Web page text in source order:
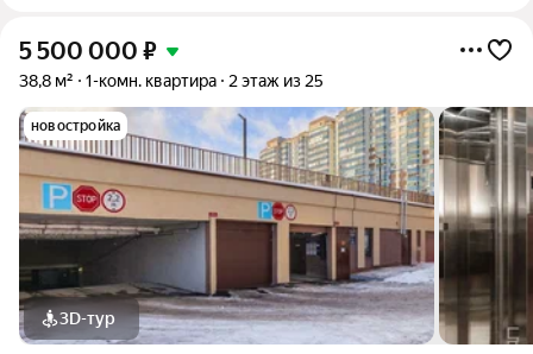
5 500 000 ₽
38,8 м² 1-комн. квартира 2 этаж из 25
новостройка
3D-тур